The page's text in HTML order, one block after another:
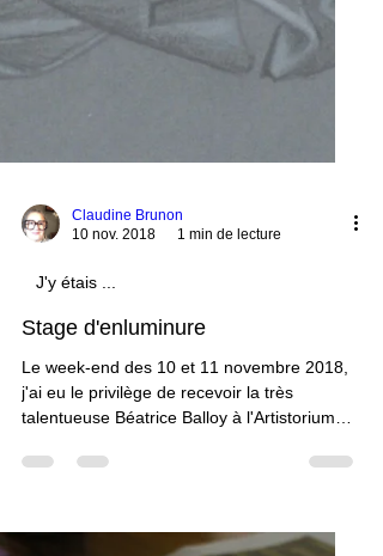
10 nov. 2018
J'y étais ...
Stage d'enluminure
Le week-end des 10 et 11 novembre 2018,
talentueuse Béatrice Balloy à l'Artistorium